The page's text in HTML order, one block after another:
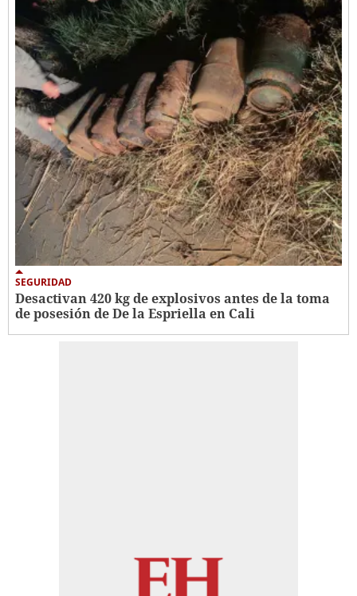
SEGURIDAD
Desactivan 420 kg de explosivos antes de la toma
de posesión de De la Espriella en Cali